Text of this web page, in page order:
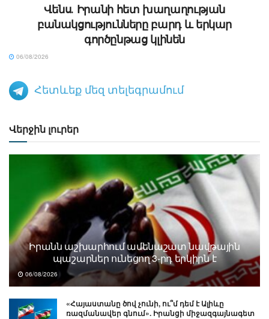
Վենս․ Իրանի հետ խաղաղության
բանակցությունները բարդ և երկար
գործընթաց կլինեն
06/08/2026
Հետևեք մեզ տելեգրամում
Վերջին լուրեր
Իրանն աշխարհում ամենաշատ նավթային
պաշարներ ունեցող 3-րդ երկիրն է
06/08/2026
«Հայաստանը ծով չունի, ու՞մ դեմ է Ալիևը
ռազմանավեր գնում». Իրանցի միջազգայնագետ